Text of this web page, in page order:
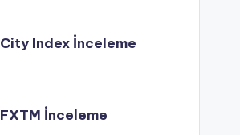
City Index İnceleme
FXTM İnceleme